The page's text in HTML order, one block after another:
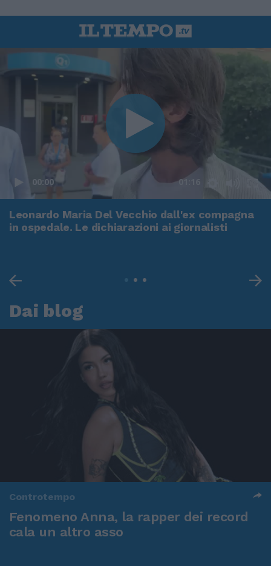
00:00 01:16
Leonardo Maria Del Vecchio dall'ex compagna
in ospedale. Le dichiarazioni ai giornalisti
Dai blog
Controtempo
Fenomeno Anna, la rapper dei record
cala un altro asso